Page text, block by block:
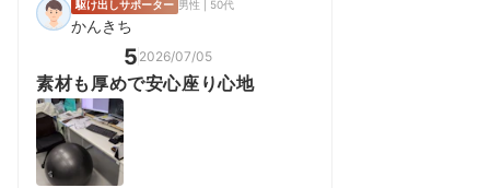
駆け出しサポーター 男性 | 50代
かんきち
5 2026/07/05
素材も厚めで安心座り心地